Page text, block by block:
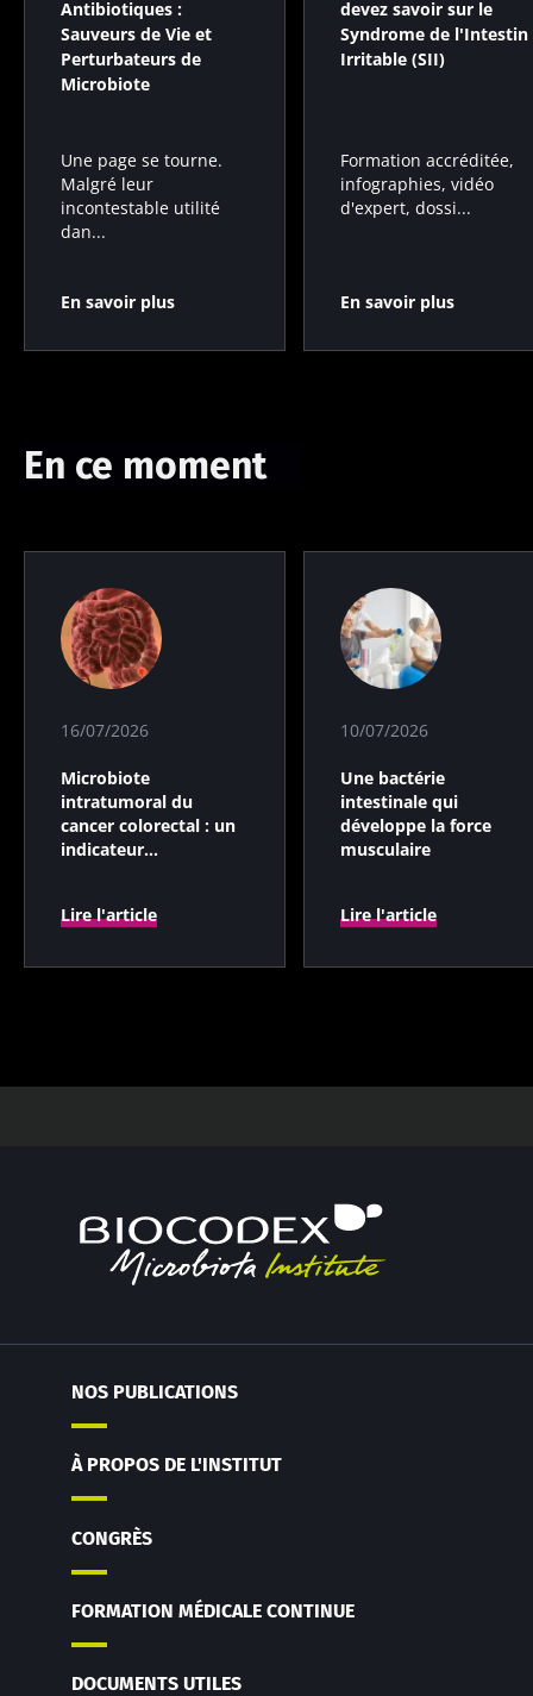
Antibiotiques :
Sauveurs de Vie et
Perturbateurs de
Microbiote
Une page se tourne.
Malgré leur
incontestable utilité
dan...
En savoir plus
devez savoir sur le
Syndrome de l'Intestin
Irritable (SII)
Formation accréditée,
infographies, vidéo
d'expert, dossi...
En savoir plus
En ce moment
16/07/2026
Microbiote
intratumoral du
cancer colorectal : un
indicateur
Lire l'article
10/07/2026
Une bactérie
intestinale qui
développe la force
musculaire
Lire l'article
NOS PUBLICATIONS
À PROPOS DE L'INSTITUT
CONGRÈS
FORMATION MÉDICALE CONTINUE
DOCUMENTS UTILES